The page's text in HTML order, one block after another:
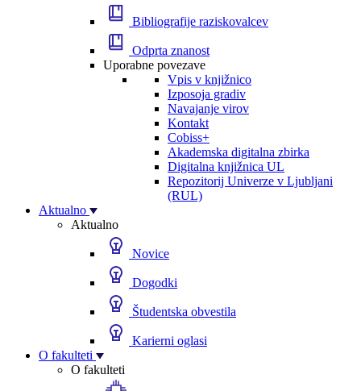
Bibliografije raziskovalcev
Odprta znanost
Uporabne povezave
Vpis v knjižnico
Izposoja gradiv
Navajanje virov
Kontakt
Cobiss+
Akademska digitalna zbirka
Digitalna knjižnica UL
Repozitorij Univerze v Ljubljani
(RUL)
Aktualno
Aktualno
Novice
Dogodki
Študentska obvestila
Karierni oglasi
O fakulteti
O fakulteti